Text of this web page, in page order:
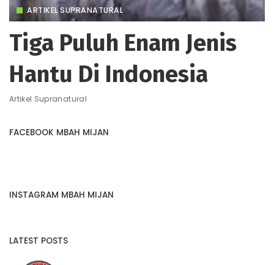
ARTIKEL SUPRANATURAL
Tiga Puluh Enam Jenis
Hantu Di Indonesia
Artikel Supranatural
FACEBOOK MBAH MIJAN
INSTAGRAM MBAH MIJAN
LATEST POSTS